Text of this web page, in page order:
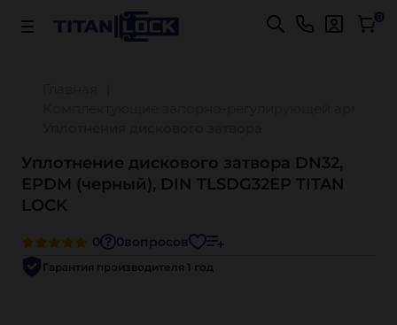
Важно! Для оплаты заказов Подробнее 0
Уплотнение дискового затвора DN32,
EPDM (черный), DIN TLSDG32EP TITAN
LOCK
0 0вопросов
Гарантия производителя 1 год